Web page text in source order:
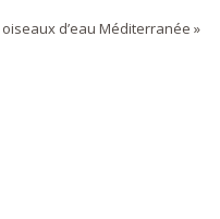
d’eau Méditerranée »